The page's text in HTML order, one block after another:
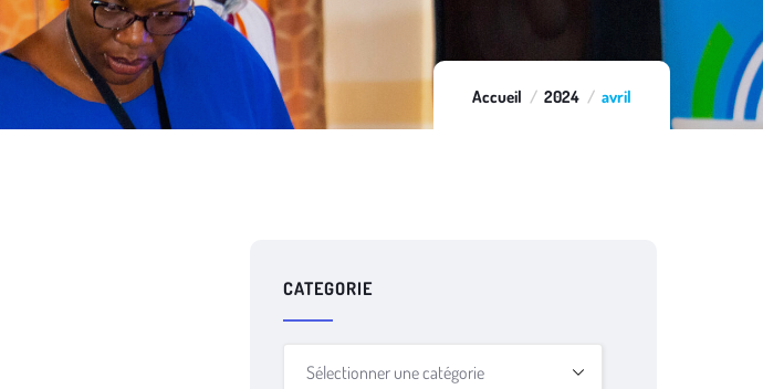
Accueil 2024 avril
CATEGORIE